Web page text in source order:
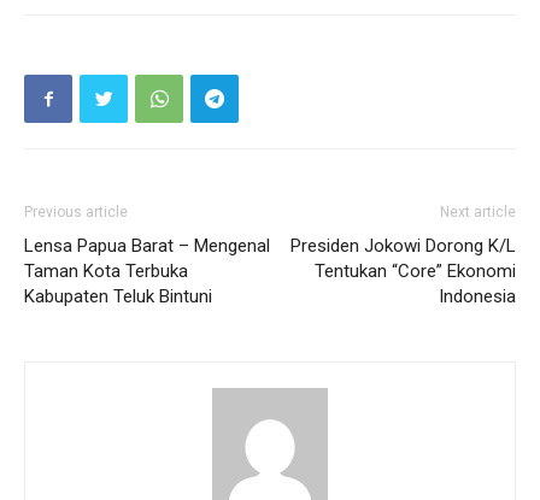
Previous article
Lensa Papua Barat – Mengenal
Taman Kota Terbuka
Kabupaten Teluk Bintuni
Next article
Presiden Jokowi Dorong K/L
Tentukan “Core” Ekonomi
Indonesia